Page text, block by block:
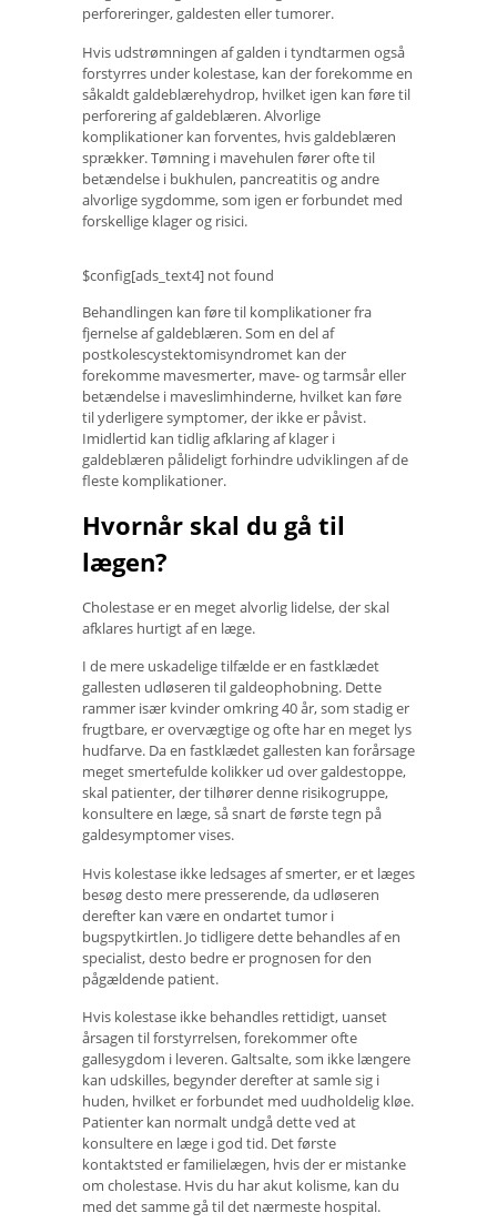
perforeringer, galdesten eller tumorer.
Hvis udstrømningen af ​​galden i tyndtarmen også
forstyrres under kolestase, kan der forekomme en
såkaldt galdeblærehydrop, hvilket igen kan føre til
perforering af galdeblæren. Alvorlige
komplikationer kan forventes, hvis galdeblæren
sprækker. Tømning i mavehulen fører ofte til
betændelse i bukhulen, pancreatitis og andre
alvorlige sygdomme, som igen er forbundet med
forskellige klager og risici.
$config[ads_text4] not found
Behandlingen kan føre til komplikationer fra
fjernelse af galdeblæren. Som en del af
postkolescystektomisyndromet kan der
forekomme mavesmerter, mave- og tarmsår eller
betændelse i maveslimhinderne, hvilket kan føre
til yderligere symptomer, der ikke er påvist.
Imidlertid kan tidlig afklaring af klager i
galdeblæren pålideligt forhindre udviklingen af ​​de
fleste komplikationer.
Hvornår skal du gå til
lægen?
Cholestase er en meget alvorlig lidelse, der skal
afklares hurtigt af en læge.
I de mere uskadelige tilfælde er en fastklædet
gallesten udløseren til galdeophobning. Dette
rammer især kvinder omkring 40 år, som stadig er
frugtbare, er overvægtige og ofte har en meget lys
hudfarve. Da en fastklædet gallesten kan forårsage
meget smertefulde kolikker ud over galdestoppe,
skal patienter, der tilhører denne risikogruppe,
konsultere en læge, så snart de første tegn på
galdesymptomer vises.
Hvis kolestase ikke ledsages af smerter, er et læges
besøg desto mere presserende, da udløseren
derefter kan være en ondartet tumor i
bugspytkirtlen. Jo tidligere dette behandles af en
specialist, desto bedre er prognosen for den
pågældende patient.
Hvis kolestase ikke behandles rettidigt, uanset
årsagen til forstyrrelsen, forekommer ofte
gallesygdom i leveren. Galtsalte, som ikke længere
kan udskilles, begynder derefter at samle sig i
huden, hvilket er forbundet med uudholdelig kløe.
Patienter kan normalt undgå dette ved at
konsultere en læge i god tid. Det første
kontaktsted er familielægen, hvis der er mistanke
om cholestase. Hvis du har akut kolisme, kan du
med det samme gå til det nærmeste hospital.